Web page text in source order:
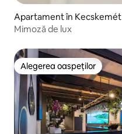
Apartament în Kecskemét
Mimoză de lux
Alegerea oaspeților
Alegerea oaspeților